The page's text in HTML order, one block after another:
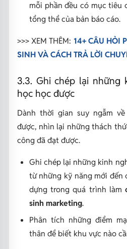
mỗi phần đều có mục tiêu
tổng thể của bản báo cáo.
>>> XEM THÊM: 14+ CÂU HỎI
SINH VÀ CÁCH TRẢ LỜI
3.3. Ghi chép lại những
học học được
Dành thời gian suy ngẫm
được, nhìn lại những thách
công đã đạt được.
Ghi chép lại những kinh
từ những kỹ năng mới đến
dựng trong quá trình làm
sinh marketing.
Phân tích những điểm
thân để biết khu vực nào